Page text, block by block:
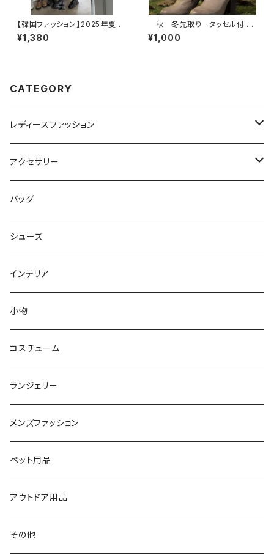
【韓国ファッション】2025年夏
ダンシングリボンTシャツ 半
袖/Tシャツ/トップス/レディース
¥1,380
秋 冬先取り タッセル付 ニ
ット レッグウォーマ
¥1,000
CATEGORY
レディースファッション
ワンピース
セットアップ
ボトムス
トップス
アウター
ルームウェア
フィットネス
水着
その他
アクセサリー
ヘアアクセサリー
ネックレス
リング
ピアス
ブレスレット
バッグ
シューズ
インテリア
小物
コスチューム
ランジェリー
メンズファッション
ペット用品
アウトドア用品
その他